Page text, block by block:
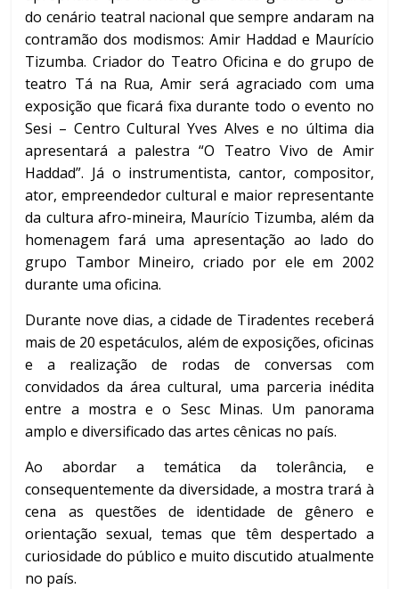
do cenário teatral nacional que sempre andaram na
contramão dos modismos: Amir Haddad e Maurício
Tizumba. Criador do Teatro Oficina e do grupo de
teatro Tá na Rua, Amir será agraciado com uma
exposição que ficará fixa durante todo o evento no
Sesi – Centro Cultural Yves Alves e no última dia
apresentará a palestra “O Teatro Vivo de Amir
Haddad”. Já o instrumentista, cantor, compositor,
ator, empreendedor cultural e maior representante
da cultura afro-mineira, Maurício Tizumba, além da
homenagem fará uma apresentação ao lado do
grupo Tambor Mineiro, criado por ele em 2002
durante uma oficina.
Durante nove dias, a cidade de Tiradentes receberá
mais de 20 espetáculos, além de exposições, oficinas
e a realização de rodas de conversas com
convidados da área cultural, uma parceria inédita
entre a mostra e o Sesc Minas. Um panorama
amplo e diversificado das artes cênicas no país.
Ao abordar a temática da tolerância, e
consequentemente da diversidade, a mostra trará à
cena as questões de identidade de gênero e
orientação sexual, temas que têm despertado a
curiosidade do público e muito discutido atualmente
no país.